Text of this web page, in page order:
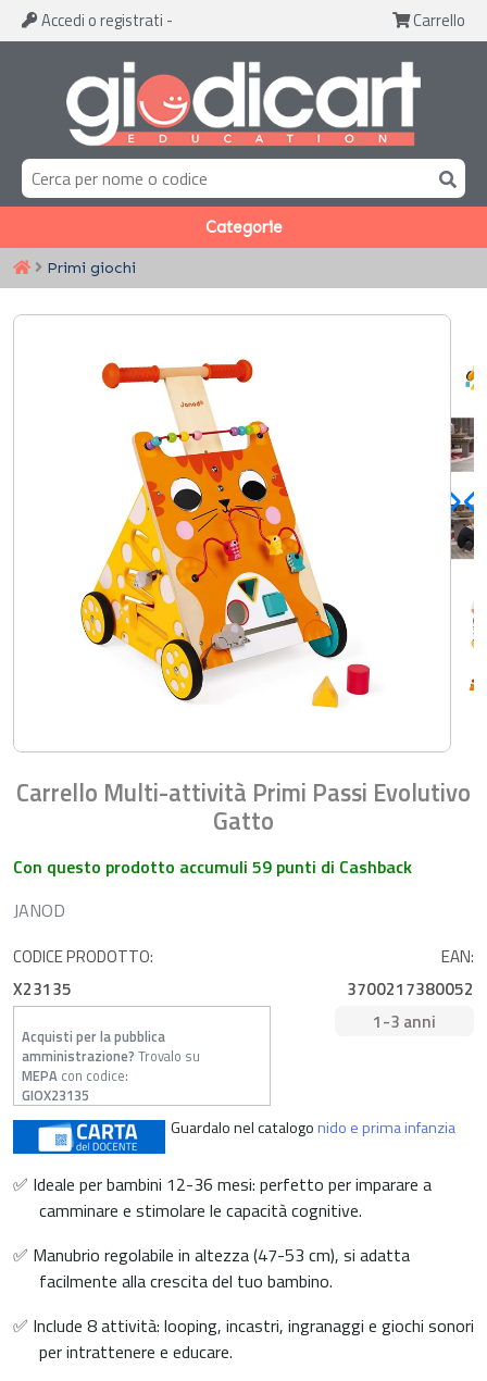
Accedi o registrati - Carrello
Categorie
Primi giochi
Carrello Multi-attività Primi Passi Evolutivo
Gatto
Con questo prodotto accumuli 59 punti di Cashback
JANOD
CODICE PRODOTTO:
X23135
EAN:
3700217380052
Acquisti per la pubblica
amministrazione? Trovalo su
MEPA con codice:
GIOX23135
1-3 anni
Guardalo nel catalogonido e prima infanzia
✅ Ideale per bambini 12-36 mesi: perfetto per imparare a
camminare e stimolare le capacità cognitive.
✅ Manubrio regolabile in altezza (47-53 cm), si adatta
facilmente alla crescita del tuo bambino.
✅ Include 8 attività: looping, incastri, ingranaggi e giochi sonori
per intrattenere e educare.